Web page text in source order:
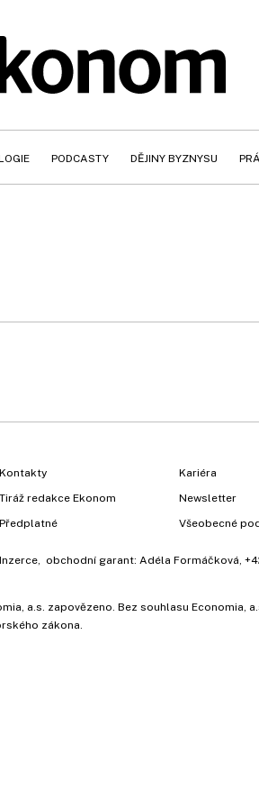
PODCASTY DĚJINY BYZNYSU
Kontakty
Tiráž redakce Ekonom
Předplatné
Kariéra
Newsletter
Všeobecné
Inzerce , obchodní garant: Adéla Formáčková
a.s. zapovězeno. Bez souhlasu Economia,
zákona.